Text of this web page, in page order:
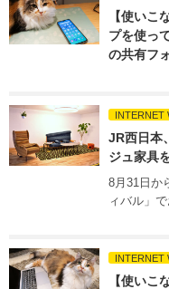
【使いこ
プを使っ
の共有フ
INTERNET
JR西日本
ジュ家具
8月31日か
ィバル」
INTERNET
【使いこ